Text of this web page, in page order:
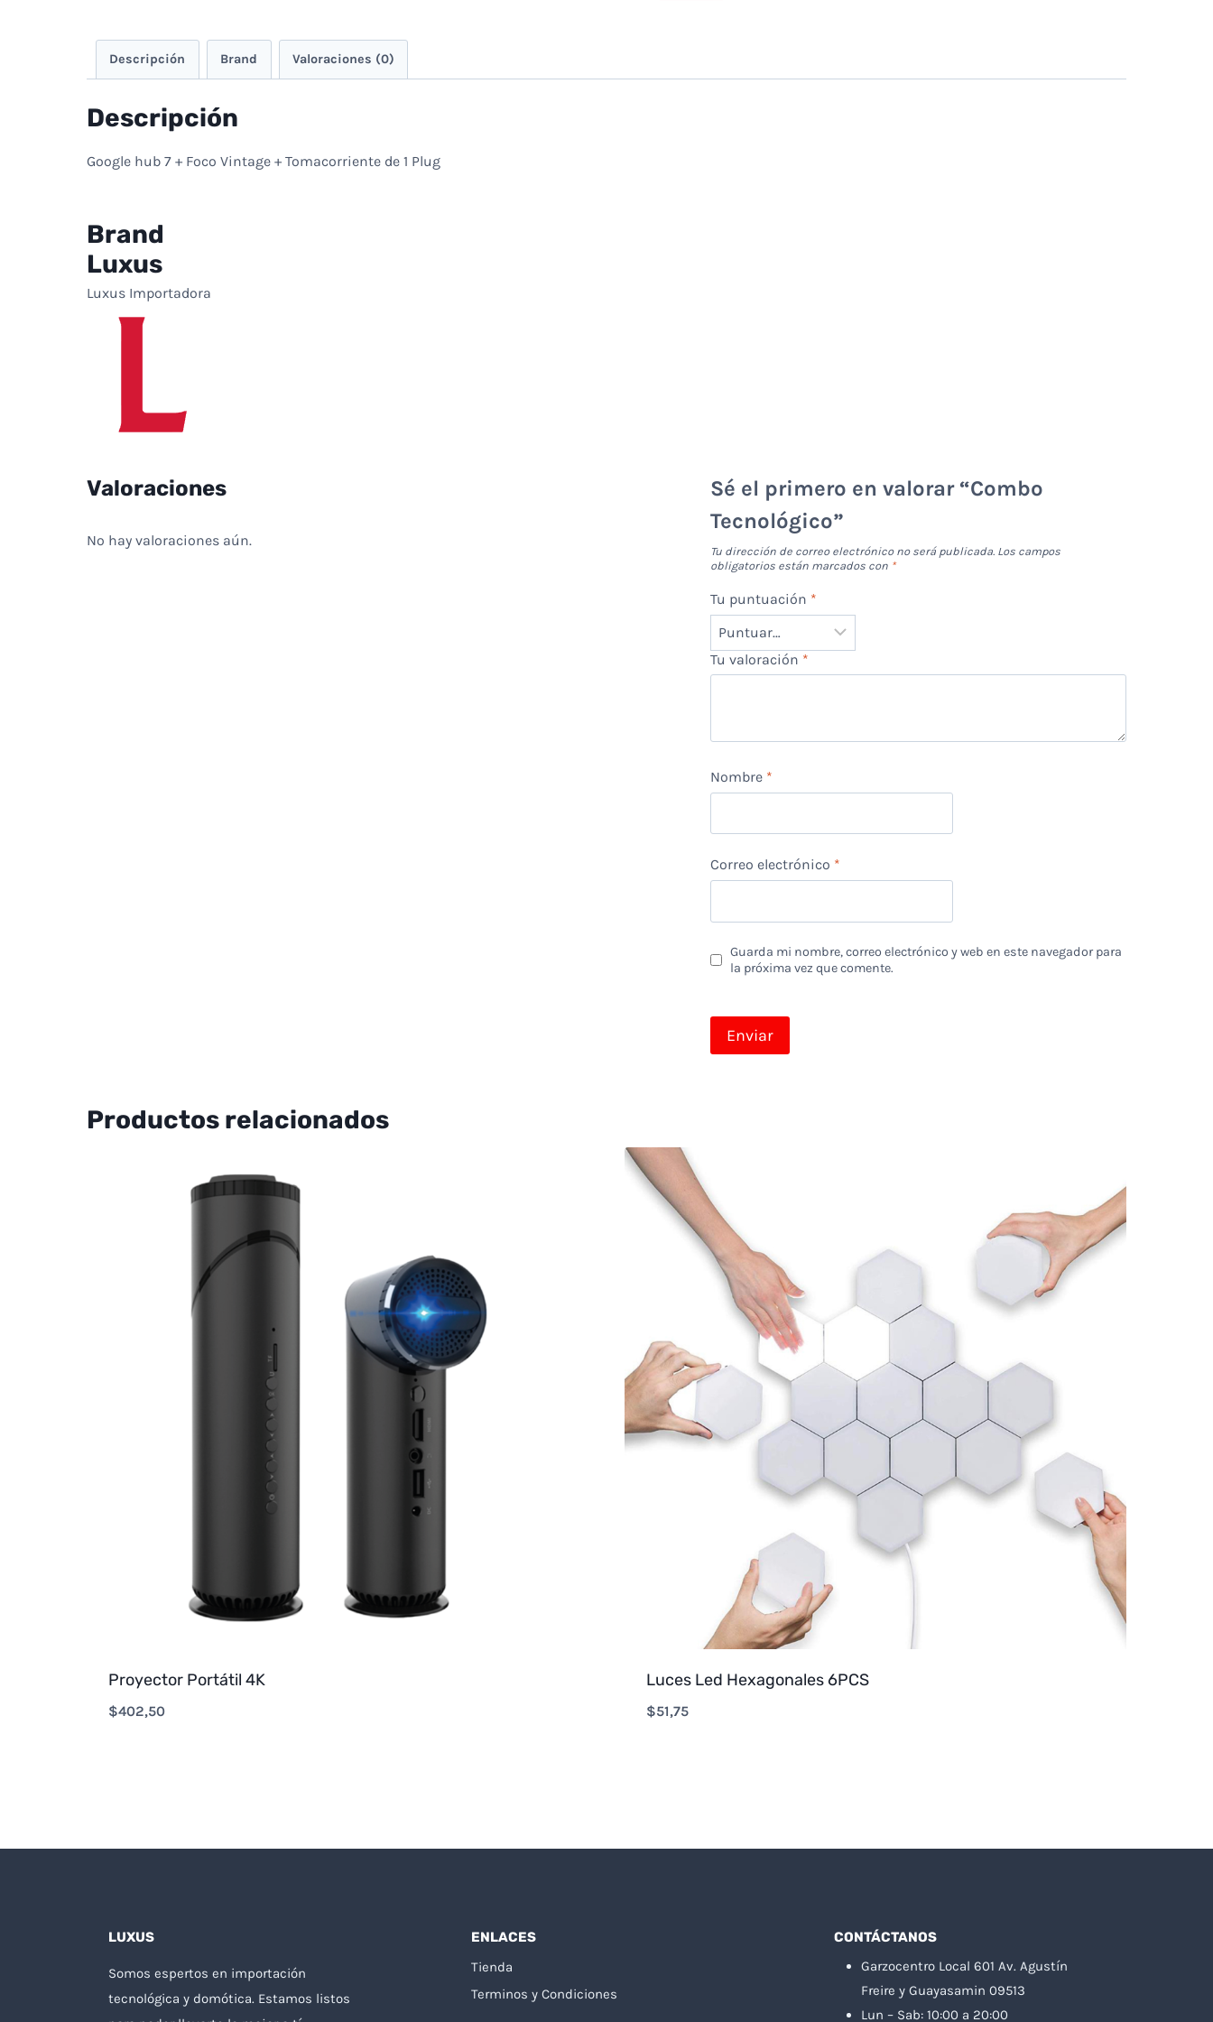
Descripción Brand Valoraciones (0)
Descripción
Google hub 7 + Foco Vintage + Tomacorriente de 1 Plug
Brand
Luxus
Luxus Importadora
Valoraciones
No hay valoraciones aún.
Sé el primero en valorar “Combo
Tecnológico”
Tu dirección de correo electrónico no será publicada. Los campos
obligatorios están marcados con *
Tu puntuación *
Tu valoración *
Nombre *
Correo electrónico *
Guarda mi nombre, correo electrónico y web en este navegador para
la próxima vez que comente.
Productos relacionados
Proyector Portátil 4K
$402,50
Luces Led Hexagonales 6PCS
$51,75
LUXUS
Somos espertos en importación
tecnológica y domótica. Estamos listos
ENLACES
Tienda
Terminos y Condiciones
CONTÁCTANOS
Garzocentro Local 601 Av. Agustín
Freire y Guayasamin 09513
Lun – Sab: 10:00 a 20:00